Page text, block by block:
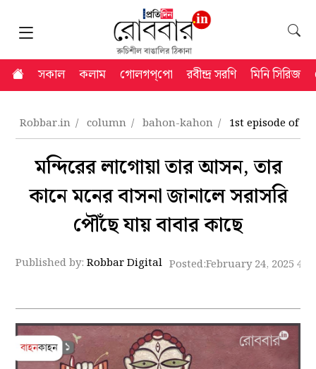
সকাল কলাম গোলগপ্‌পো রবীন্দ্র সরণি মিনি সিরিজ
Robbar.in column bahon-kahon 1st episode of
মন্দিরের লাগোয়া তার আসন, তার
কানে মনের বাসনা জানালে সরাসরি
পৌঁছে যায় বাবার কাছে
Published by:Robbar Digital Posted:February 24, 2025